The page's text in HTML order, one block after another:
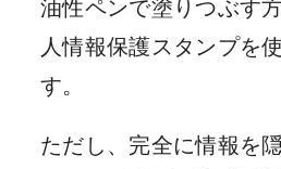
油性ペンで塗りつぶす
人情報保護スタンプを
す。
ただし、完全に情報を